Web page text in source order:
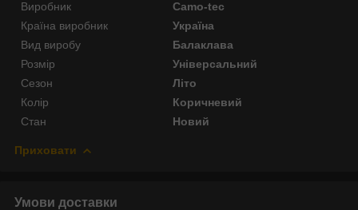
Виробник
Camo-tec
Країна виробник
Україна
Вид виробу
Балаклава
Розмір
Універсальний
Сезон
Літо
Колір
Коричневий
Стан
Новий
Приховати
Умови доставки